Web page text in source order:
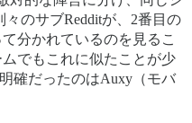
のサブRedditが、2番目の
分かれているのを見るこ
でもこれに似たことが少
確だったのはAuxy（モバ